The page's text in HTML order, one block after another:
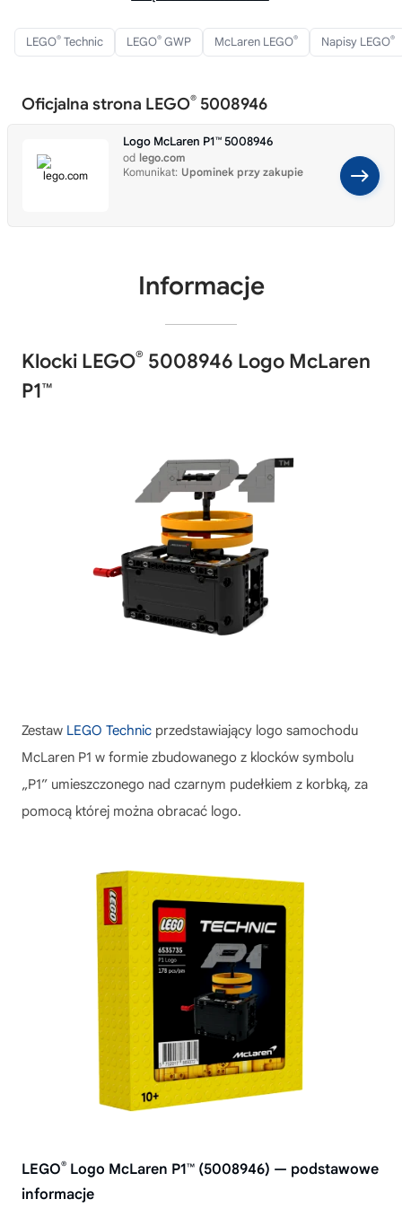
LEGO® Technic LEGO® GWP McLaren LEGO® Napisy LEGO®
Oficjalna strona LEGO® 5008946
Logo McLaren P1™ 5008946
od lego.com
Komunikat: Upominek przy zakupie
Informacje
Klocki LEGO® 5008946 Logo McLaren
P1™
Zestaw LEGO Technic przedstawiający logo samochodu
McLaren P1 w formie zbudowanego z klocków symbolu
„P1” umieszczonego nad czarnym pudełkiem z korbką, za
pomocą której można obracać logo.
LEGO® Logo McLaren P1™ (5008946) — podstawowe
informacje